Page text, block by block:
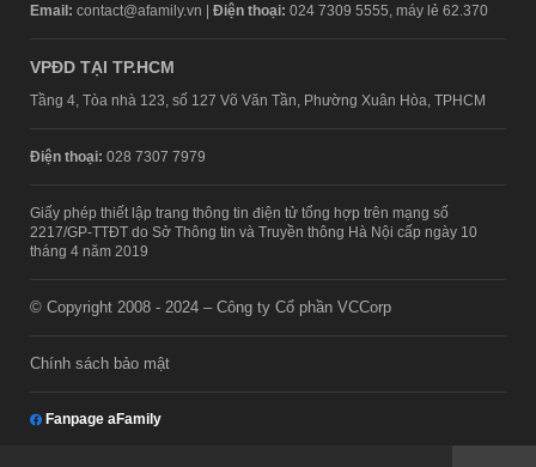
Email: contact@afamily.vn | Điện thoại: 024 7309 5555, máy lẻ 62.370
VPĐD TẠI TP.HCM
Tầng 4, Tòa nhà 123, số 127 Võ Văn Tần, Phường Xuân Hòa, TPHCM
Điện thoại: 028 7307 7979
Giấy phép thiết lập trang thông tin điện tử tổng hợp trên mạng số
2217/GP-TTĐT do Sở Thông tin và Truyền thông Hà Nội cấp ngày 10
tháng 4 năm 2019
© Copyright 2008 - 2024 – Công ty Cổ phần VCCorp
Chính sách bảo mật
Fanpage aFamily